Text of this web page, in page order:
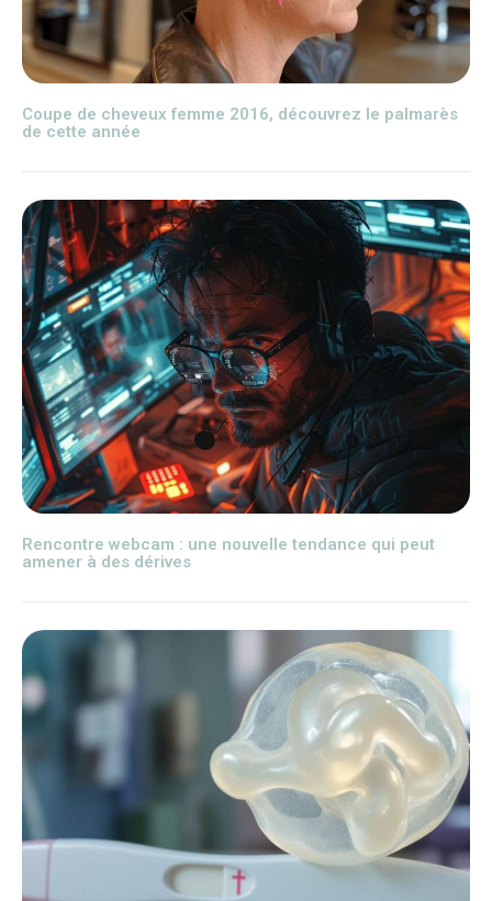
Coupe de cheveux femme 2016, découvrez le palmarès
de cette année
Rencontre webcam : une nouvelle tendance qui peut
amener à des dérives